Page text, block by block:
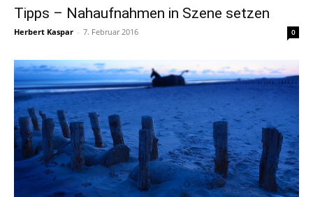
Tipps – Nahaufnahmen in Szene setzen
Herbert Kaspar - 7. Februar 2016 0